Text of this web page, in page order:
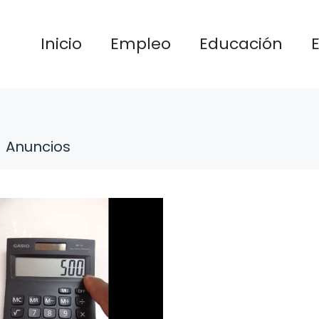
Inicio Empleo Educación
Anuncios